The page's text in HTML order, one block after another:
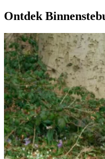
Ontdek